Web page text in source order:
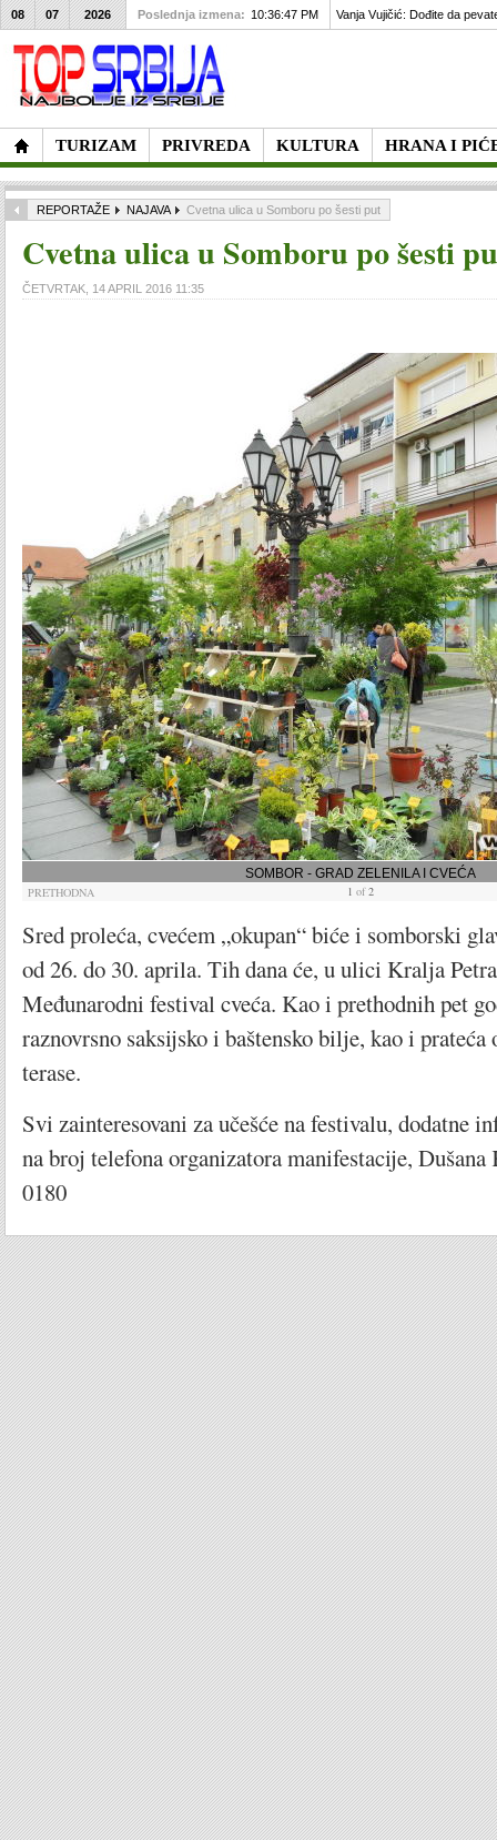
TURIZAM PRIVREDA KULTURA HRANA I
08 07 2026 Poslednja izmena: 10:36:47 PM Vanja Vujičić: Dođite da
REPORTAŽE NAJAVA Cvetna ulica u Somboru po šesti put
Cvetna ulica u Somboru po šesti
ČETVRTAK, 14 APRIL 2016 11:35
SOMBOR - GRAD ZELENILA I CVEĆA
PRETHODNA 1 of2
Sred proleća, cvećem „okupan“ biće i somborski
od 26. do 30. aprila. Tih dana će, u ulici Kralja
Međunarodni festival cveća. Kao i prethodnih pet
raznovrsno saksijsko i baštensko bilje, kao i prateća
terase.
Svi zainteresovani za učešće na festivalu, dodatne
na broj telefona organizatora manifestacije,
0180